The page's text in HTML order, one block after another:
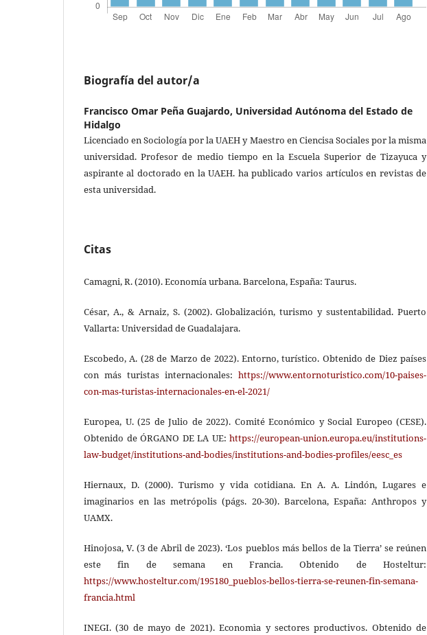
Biografía del autor/a
Francisco Omar Peña Guajardo, Universidad Autónoma del Estado de
Hidalgo
Licenciado en Sociología por la UAEH y Maestro en Ciencisa Sociales por la misma
universidad. Profesor de medio tiempo en la Escuela Superior de Tizayuca y
aspirante al doctorado en la UAEH. ha publicado varios artículos en revistas de
esta universidad.
Citas
Camagni, R. (2010). Economía urbana. Barcelona, España: Taurus.
César, A., & Arnaiz, S. (2002). Globalización, turismo y sustentabilidad. Puerto
Vallarta: Universidad de Guadalajara.
Escobedo, A. (28 de Marzo de 2022). Entorno, turístico. Obtenido de Diez países
con más turistas internacionales: https://www.entornoturistico.com/10-paises-
con-mas-turistas-internacionales-en-el-2021/
Europea, U. (25 de Julio de 2022). Comité Económico y Social Europeo (CESE).
Obtenido de ÓRGANO DE LA UE: https://european-union.europa.eu/institutions-
law-budget/institutions-and-bodies/institutions-and-bodies-profiles/eesc_es
Hiernaux, D. (2000). Turismo y vida cotidiana. En A. A. Lindón, Lugares e
imaginarios en las metrópolis (págs. 20-30). Barcelona, España: Anthropos y
UAMX.
Hinojosa, V. (3 de Abril de 2023). ‘Los pueblos más bellos de la Tierra’ se reúnen
este fin de semana en Francia. Obtenido de Hosteltur:
https://www.hosteltur.com/195180_pueblos-bellos-tierra-se-reunen-fin-semana-
francia.html
INEGI. (30 de mayo de 2021). Economìa y sectores productivos. Obtenido de